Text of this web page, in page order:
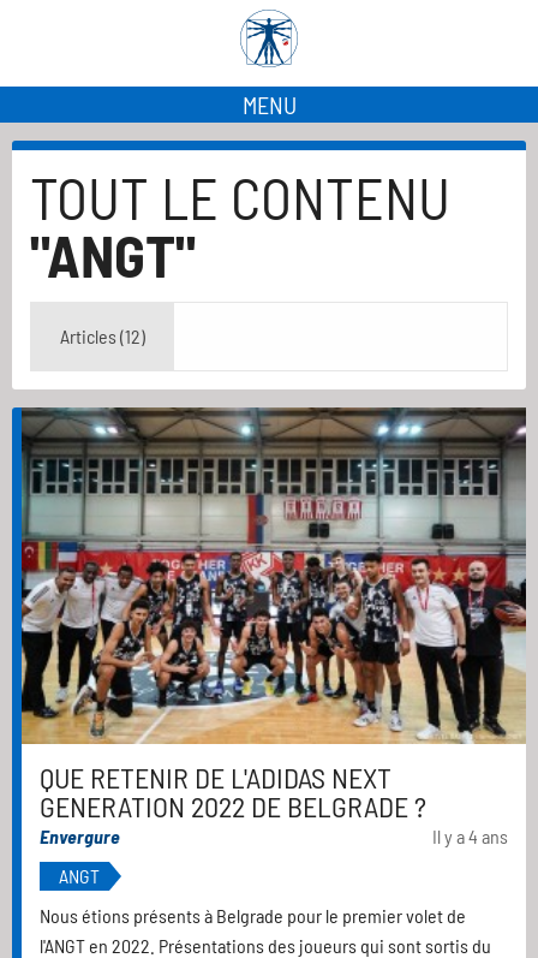
MENU
TOUT LE CONTENU
"ANGT"
Articles (12)
QUE RETENIR DE L'ADIDAS NEXT
GENERATION 2022 DE BELGRADE ?
Envergure
Il y a 4 ans
ANGT
Nous étions présents à Belgrade pour le premier volet de
l'ANGT en 2022. Présentations des joueurs qui sont sortis du